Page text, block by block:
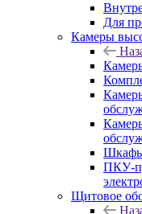
Для
Камеры
ПКУ-
Щитовое